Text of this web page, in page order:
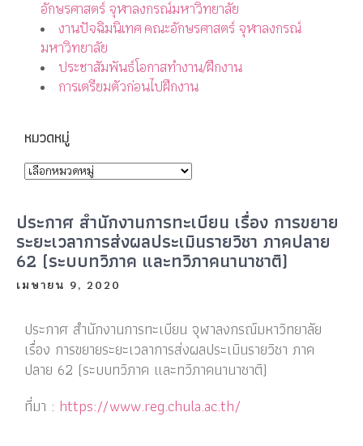
อักษรศาสตร์ จุฬาลงกรณ์มหาวิทยาลัย
งานปัจฉิมนิเทศ คณะอักษรศาสตร์ จุฬาลงกรณ์
มหาวิทยาลัย
ประชาสัมพันธ์โอกาสทำงาน/ฝึกงาน
การเตรียมตัวก่อนไปฝึกงาน
หมวดหมู่
ประกาศ สำนักงานการทะเบียน เรื่อง การขยาย
ระยะเวลาการส่งผลประเมินรายวิชา ภาคปลาย
62 (ระบบทวิภาค และทวิภาคนานาชาติ)
เมษายน 9, 2020
ประกาศ สำนักงานการทะเบียน จุฬาลงกรณ์มหาวิทยาลัย
เรื่อง การขยายระยะเวลาการส่งผลประเมินรายวิชา ภาค
ปลาย 62 (ระบบทวิภาค และทวิภาคนานาชาติ)
ที่มา : https://www.reg.chula.ac.th/